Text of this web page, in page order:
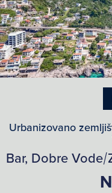
Urbanizovano
Bar, Dobre Vode/